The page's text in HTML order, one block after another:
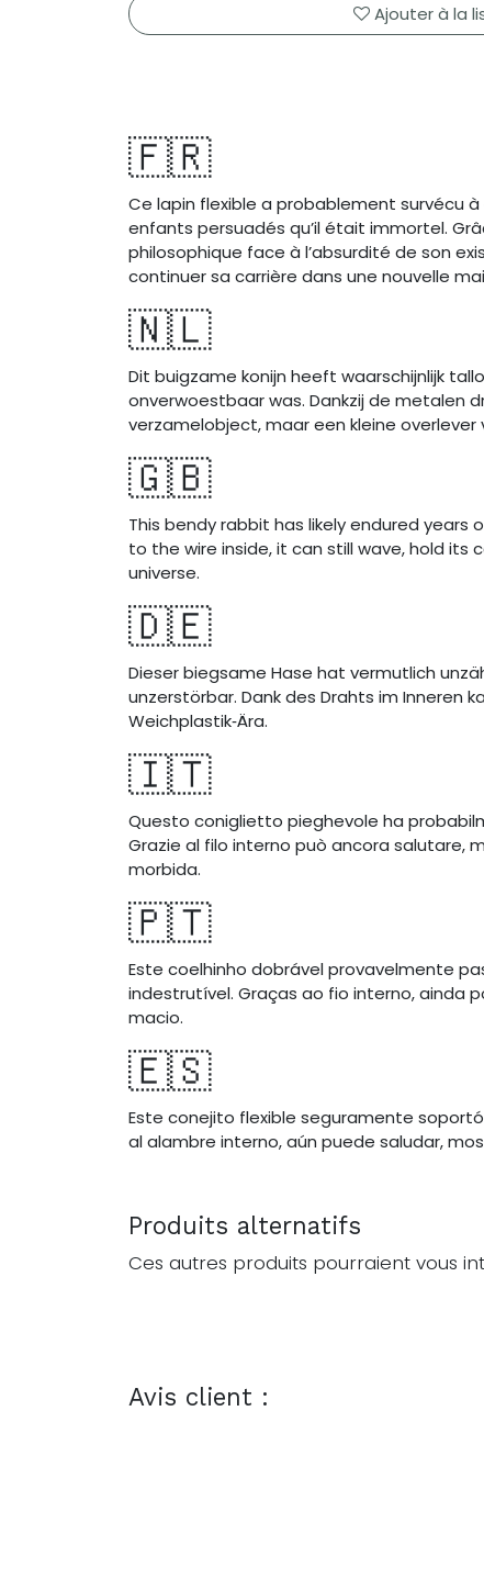
Ajouter à la
🇫🇷
Ce lapin flexible a probablement survécu
enfants persuadés qu’il était immortel.
philosophique face à l’absurdité de son
continuer sa carrière dans une nouvelle
🇳🇱
Dit buigzame konijn heeft waarschijnlijk
onverwoestbaar was. Dankzij de metalen
verzamelobject, maar een kleine
🇬🇧
This bendy rabbit has likely endured
to the wire inside, it can still wave, hold its
universe.
🇩🇪
Dieser biegsame Hase hat vermutlich
unzerstörbar. Dank des Drahts im Inneren
Weichplastik‑Ära.
🇮🇹
Questo coniglietto pieghevole ha
Grazie al filo interno può ancora salutare,
morbida.
🇵🇹
Este coelhinho dobrável provavelmente
indestrutível. Graças ao fio interno, ainda
macio.
🇪🇸
Este conejito flexible seguramente
al alambre interno, aún puede saludar,
Produits alternatifs
Ces autres produits pourraient vous
Avis client :